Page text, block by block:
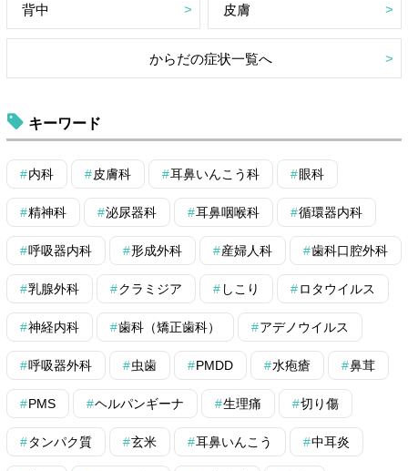
背中 皮膚
からだの症状一覧へ
キーワード
内科 皮膚科 耳鼻いんこう科 眼科
精神科 泌尿器科 耳鼻咽喉科 循環器内科
呼吸器内科 形成外科 産婦人科 歯科口腔外科
乳腺外科 クラミジア しこり ロタウイルス
神経内科 歯科（矯正歯科） アデノウイルス
呼吸器外科 虫歯 PMDD 水疱瘡 鼻茸
PMS ヘルパンギーナ 生理痛 切り傷
タンパク質 玄米 耳鼻いんこう 中耳炎